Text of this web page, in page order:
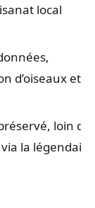
local
d’oiseaux et
loin du
la légendaire